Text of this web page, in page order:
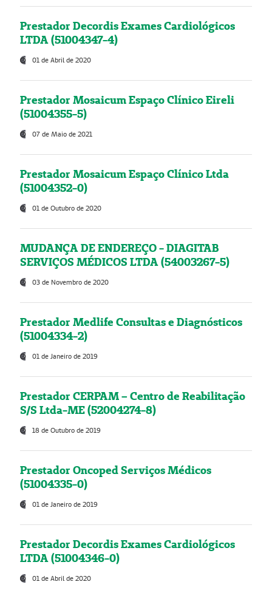
Prestador Decordis Exames Cardiológicos
LTDA (51004347-4)
01 de Abril de 2020
Prestador Mosaicum Espaço Clínico Eireli
(51004355-5)
07 de Maio de 2021
Prestador Mosaicum Espaço Clínico Ltda
(51004352-0)
01 de Outubro de 2020
MUDANÇA DE ENDEREÇO - DIAGITAB
SERVIÇOS MÉDICOS LTDA (54003267-5)
03 de Novembro de 2020
Prestador Medlife Consultas e Diagnósticos
(51004334-2)
01 de Janeiro de 2019
Prestador CERPAM – Centro de Reabilitação
S/S Ltda-ME (52004274-8)
18 de Outubro de 2019
Prestador Oncoped Serviços Médicos
(51004335-0)
01 de Janeiro de 2019
Prestador Decordis Exames Cardiológicos
LTDA (51004346-0)
01 de Abril de 2020